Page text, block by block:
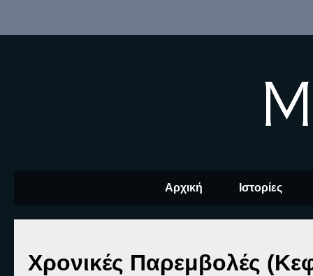
Αρχική Ιστορίες
Χρονικές Παρεμβολές